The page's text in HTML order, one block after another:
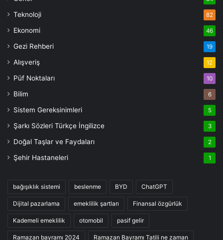
Teknoloji 82
Ekonomi 46
Gezi Rehberi 19
Alışveriş 12
Püf Noktaları 10
Bilim 6
Sistem Gereksinimleri 5
Şarkı Sözleri Türkçe İngilizce 3
Doğal Taşlar ve Faydaları 2
Şehir Hastaneleri 1
bağışıklık sistemi beslenme BYD ChatGPT
Dijital pazarlama emeklilik şartları Finansal özgürlük
Kademeli emeklilik otomobil pasif gelir
Ramazan bayramı 2024 Ramazan Bayramı Tatili ne zaman